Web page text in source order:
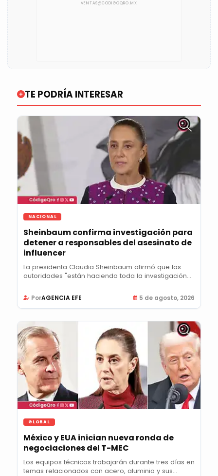
TE PODRÍA INTERESAR
NACIONAL
Sheinbaum confirma investigación para
detener a responsables del asesinato de
influencer
La presidenta Claudia Sheinbaum afirmó que las
autoridades "están haciendo toda la investigación...
PorAGENCIA EFE 5 de agosto, 2026
GLOBAL
México y EUA inician nueva ronda de
negociaciones del T-MEC
Los equipos técnicos trabajarán durante tres días en
temas relacionados con acero, aluminio y sus...